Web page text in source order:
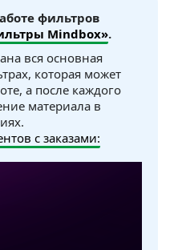
фильтров
Mindbox».
вся основная
которая может
а после каждого
материала в
с заказами: